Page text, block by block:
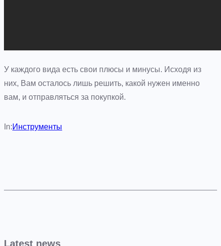
У каждого вида есть свои плюсы и минусы. Исходя из
них, Вам осталось лишь решить, какой нужен именно
вам, и отправляться за покупкой.
In:Инструменты
Latest news